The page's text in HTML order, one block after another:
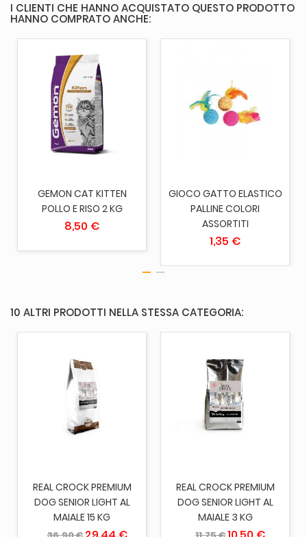
I CLIENTI CHE HANNO ACQUISTATO QUESTO PRODOTTO
HANNO COMPRATO ANCHE:
GEMON CAT KITTEN
POLLO E RISO 2 KG
8,50 €
GIOCO GATTO ELASTICO
PALLINE COLORI
ASSORTITI
1,35 €
10 ALTRI PRODOTTI NELLA STESSA CATEGORIA:
REAL CROCK PREMIUM
DOG SENIOR LIGHT AL
MAIALE 15 KG
REAL CROCK PREMIUM
DOG SENIOR LIGHT AL
MAIALE 3 KG